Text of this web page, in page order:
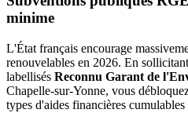
minime
L'État français encourage
renouvelables en 2026. En
labellisés Reconnu Garant de
Chapelle-sur-Yonne, vous
types d'aides financières cumulables